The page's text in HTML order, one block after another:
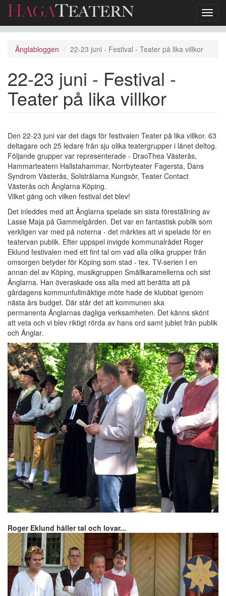
Änglabloggen 22-23 juni - Festival - Teater på lika villkor
22-23 juni - Festival -
Teater på lika villkor
Den 22-23 juni var det dags för festivalen Teater på lika villkor. 63
deltagare och 25 ledare från sju olika teatergrupper i länet deltog.
Följande grupper var representerade - DraoThea Västerås,
Hammarteatern Hallstahammar, Norrbyteater Fagersta, Dans
Syndrom Västerås, Solstrålarna Kungsör, Teater Contact
Västerås och Änglarna Köping.
Vilket gäng och vilken festival det blev!
Det inleddes med att Änglarna spelade sin sista föreställning av
Lasse Maja på Gammelgården. Det var en fantastisk publik som
verkligen var med på noterna - det märktes att vi spelade för en
teatervan publik. Efter uppspel invigde kommunalrådet Roger
Eklund festivalen med ett fint tal om vad alla olika grupper från
omsorgen betyder för Köping som stad - tex. TV-serien I en
annan del av Köping, musikgruppen Smällkaramellerna och sist
Änglarna. Han överaskade oss alla med att berätta att på
gårdagens kommunfullmäktige möte hade de klubbat igenom
nästa års budget. Där står det att kommunen ska
permanenta Änglarnas dagliga verksamheten. Det känns skönt
att veta och vi blev riktigt rörda av hans ord samt jublet från publik
och Änglar.
Roger Eklund håller tal och lovar...